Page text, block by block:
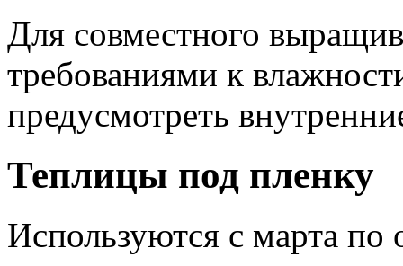
Для совместного
требованиями к
предусмотреть
Теплицы под пленку
Используются с марта